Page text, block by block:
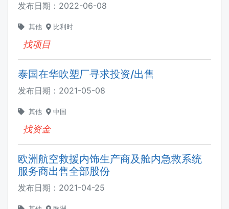
发布日期： 2022-06-08
其他 比利时
找项目
泰国在华吹塑厂寻求投资/出售
发布日期： 2021-05-08
其他 中国
找资金
欧洲航空救援内饰生产商及舱内急救系统
服务商出售全部股份
发布日期： 2021-04-25